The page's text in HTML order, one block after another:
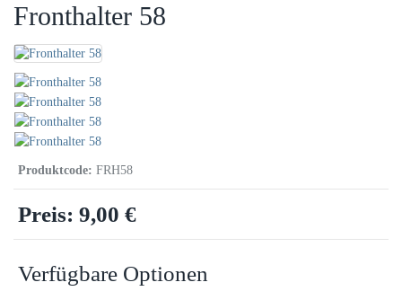
Fronthalter 58
Produktcode: FRH58
Preis: 9,00‎ €
Verfügbare Optionen